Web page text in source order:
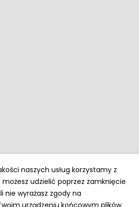
naszych usług korzystamy z
udzielić poprzez zamknięcie
nie wyrażasz zgody na
urządzeniu końcowym plików